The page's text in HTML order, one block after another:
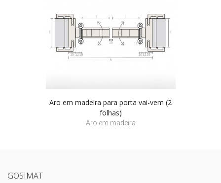
Aro em madeira para porta vai-vem (2
folhas)
Aro em madeira
GOSIMAT